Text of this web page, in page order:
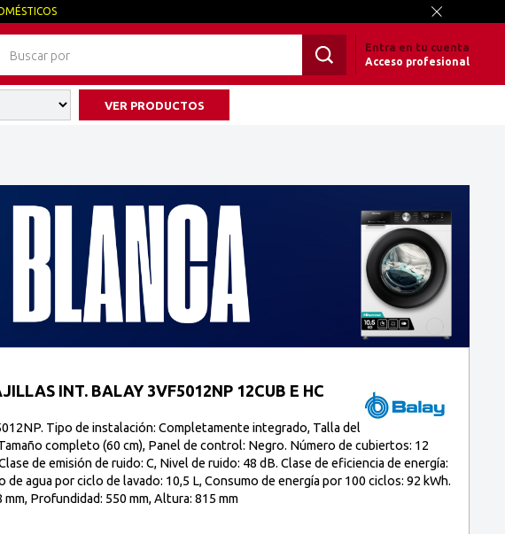
Entra en tu cuenta
Acceso profesional
VER PRODUCTOS
INT. BALAY 3VF5012NP 12CUB E HC
Tipo de instalación: Completamente integrado, Talla del
completo (60 cm), Panel de control: Negro. Número de cubiertos: 12
de emisión de ruido: C, Nivel de ruido: 48 dB. Clase de eficiencia de energía:
de agua por ciclo de lavado: 10,5 L, Consumo de energía por 100 ciclos: 92 kWh.
mm, Profundidad: 550 mm, Altura: 815 mm